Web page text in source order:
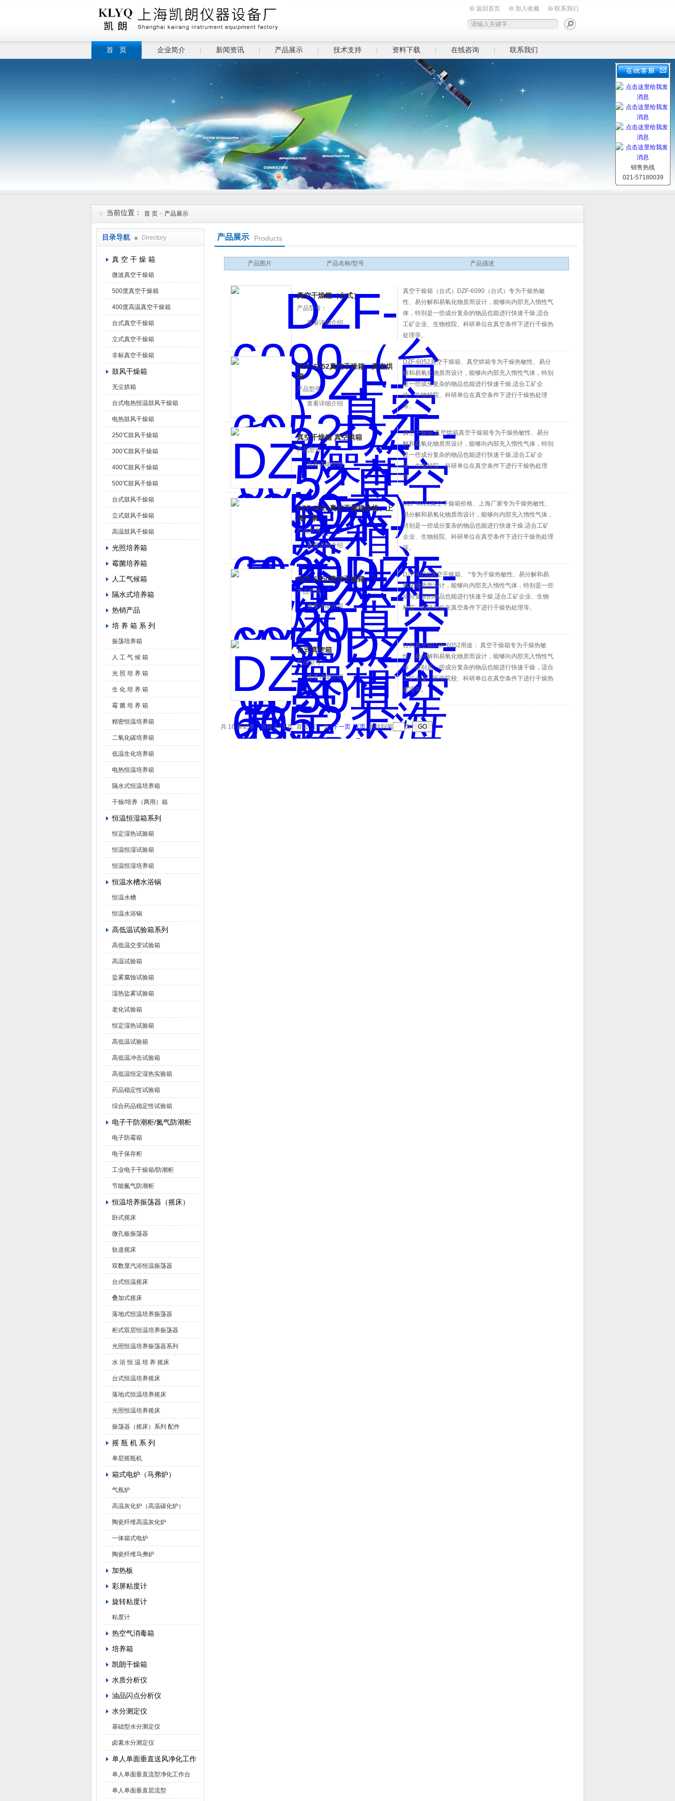
返回首页 加入收藏 联系我们
首 页 企业简介 新闻资讯 产品展示 技术支持 资料下载 在线咨询 联系我们
当前位置： 首 页 > 产品展示
目录导航 Directory
真 空 干 燥 箱
微波真空干燥箱
500度真空干燥箱
400度高温真空干燥箱
台式真空干燥箱
立式真空干燥箱
非标真空干燥箱
鼓风干燥箱
无尘烘箱
台式电热恒温鼓风干燥箱
电热鼓风干燥箱
250℃鼓风干燥箱
300℃鼓风干燥箱
400℃鼓风干燥箱
500℃鼓风干燥箱
台式鼓风干燥箱
立式鼓风干燥箱
高温鼓风干燥箱
光照培养箱
霉菌培养箱
人工气候箱
隔水式培养箱
热销产品
培 养 箱 系 列
振荡培养箱
人 工 气 候 箱
光 照 培 养 箱
生 化 培 养 箱
霉 菌 培 养 箱
精密恒温培养箱
二氧化碳培养箱
低温生化培养箱
电热恒温培养箱
隔水式恒温培养箱
干燥/培养（两用）箱
恒温恒湿箱系列
恒定湿热试验箱
恒温恒湿试验箱
恒温恒湿培养箱
恒温水槽水浴锅
恒温水槽
恒温水浴锅
高低温试验箱系列
高低温交变试验箱
高温试验箱
盐雾腐蚀试验箱
湿热盐雾试验箱
老化试验箱
恒定湿热试验箱
高低温试验箱
高低温冲击试验箱
高低温恒定湿热实验箱
药品稳定性试验箱
综合药品稳定性试验箱
电子干防潮柜/氮气防潮柜
电子防霉箱
电子保存柜
工业电子干燥箱/防潮柜
节能氮气防潮柜
恒温培养振荡器（摇床）
卧式摇床
微孔板振荡器
轨道摇床
双数显汽浴恒温振荡器
台式恒温摇床
叠加式摇床
落地式恒温培养振荡器
柜式双层恒温培养振荡器
光照恒温培养振荡器系列
水 浴 恒 温 培 养 摇床
台式恒温培养摇床
落地式恒温培养摇床
光照恒温培养摇床
振荡器（摇床）系列 配件
摇 瓶 机 系 列
单层摇瓶机
箱式电炉（马弗炉）
气氛炉
高温灰化炉（高温碳化炉）
陶瓷纤维高温灰化炉
一体箱式电炉
陶瓷纤维马弗炉
加热板
彩屏粘度计
旋转粘度计
粘度计
热空气消毒箱
培养箱
凯朗干燥箱
水质分析仪
油品闪点分析仪
水分测定仪
基础型水分测定仪
卤素水分测定仪
单人单面垂直送风净化工作台
单人单面垂直流型净化工作台
单人单面垂直层流型
产品展示 Products
产品图片 产品名称/型号 产品描述
真空干燥箱（台式）
产品型号：
查看详细介绍
真空干燥箱（台式）DZF-6090（台式）专为干燥热敏
性、易分解和易氧化物质而设计，能够向内部充入惰性气
体，特别是一些成分复杂的物品也能进行快速干燥,适合
工矿企业、生物校院、科研单位在真空条件下进行干燥热
处理等。
DZF-6052真空干燥箱、真空烘
箱
产品型号：
查看详细介绍
DZF-6052真空干燥箱、真空烘箱专为干燥热敏性、易分
解和易氧化物质而设计，能够向内部充入惰性气体，特别
是一些成分复杂的物品也能进行快速干燥,适合工矿企
业、生物校院、科研单位在真空条件下进行干燥热处理
等。
真空干燥箱 真空烘箱
产品型号：
查看详细介绍
真空干燥箱 真空烘箱真空干燥箱专为干燥热敏性、易分
解和易氧化物质而设计，能够向内部充入惰性气体，特别
是一些成分复杂的物品也能进行快速干燥,适合工矿企
业、生物校院、科研单位在真空条件下进行干燥热处理
等。
DZF-6020真空干燥箱价格、上
海厂家
产品型号：
查看详细介绍
DZF-6020真空干燥箱价格、上海厂家专为干燥热敏性、
易分解和易氧化物质而设计，能够向内部充入惰性气体，
特别是一些成分复杂的物品也能进行快速干燥,适合工矿
企业、生物校院、科研单位在真空条件下进行干燥热处理
等。
DZF-6050真空干燥箱、 *
产品型号：
查看详细介绍
DZF-6050真空干燥箱、 *专为干燥热敏性、易分解和易
氧化物质而设计，能够向内部充入惰性气体，特别是一些
成分复杂的物品也能进行快速干燥,适合工矿企业、生物
校院、科研单位在真空条件下进行干燥热处理等。
台式真空箱
产品型号：
查看详细介绍
台式真空箱DZF-6052用途： 真空干燥箱专为干燥热敏
性、易分解和易氧化物质而设计，能够向内部充入惰性气
体，特别是一些成分复杂的物品也能进行快速干燥，适合
工矿企业、医学院校、科研单位在真空条件下进行干燥热
处理等。
共 16 条记录，当前 1 / 3 页 首页 上一页 下一页 末页跳转到第 页
销售热线
021-57180039